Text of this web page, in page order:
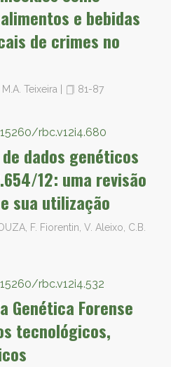
e bebidas
de crimes no
M.A. Teixeira 81-87
rbc.v12i4.680
dados genéticos
12: uma revisão
sua utilização
F. Fiorentin, V. Aleixo, C.B.
rbc.v12i4.532
Genética Forense
tecnológicos,